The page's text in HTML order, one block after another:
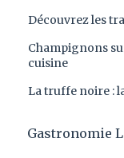
Découvrez les
Champignons
cuisine
La truffe noire :
Gastronomie